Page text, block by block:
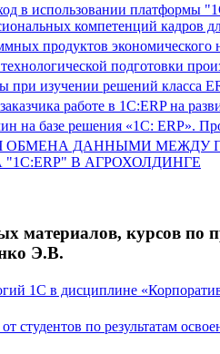
в использовании платформы
компетенций кадров
продуктов экономического
подготовки
при изучении решений класса
работе в 1С:ERP на
на базе решения «1С: ERP».
ОБМЕНА ДАННЫМИ МЕЖДУ
В АГРОХОЛДИНГЕ
материалов, курсов по
Э.В.
1С в дисциплине
студентов по результатам